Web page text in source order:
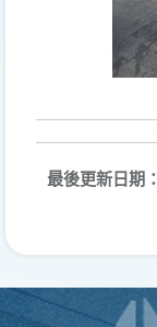
最後更新日期：